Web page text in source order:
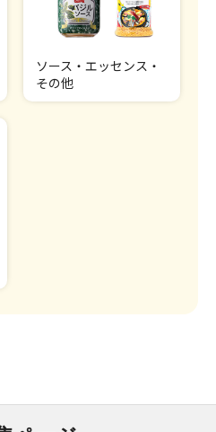
ソース・エッセンス・
その他